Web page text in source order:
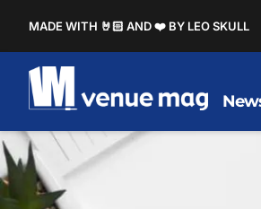
MADE WITH 🤘🏻 AND ❤️ BY LEO SKULL